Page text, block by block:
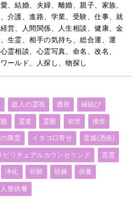
、結婚、夫婦、離婚、親子、家族、
介護、進路、学業、受験、仕事、就
営、人間関係、人生相談、健康、金
生霊、相手の気持ち、総合運、運
霊相談、心霊写真、命名、改名、
ールド、人探し、物探し
故人の霊視 透視 縁結び
霊査 霊眼 前世 後世
降霊 イタコ口寄せ 霊媒(憑依)
ピリチュアルカウンセリング 言霊
浄化 祈願 祈祷 供養
人形供養